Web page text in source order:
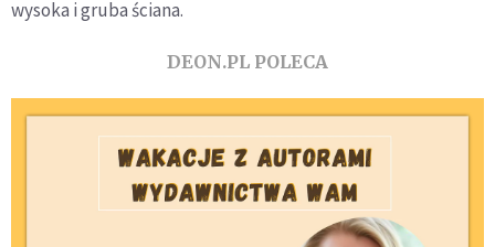
wysoka i gruba ściana.
DEON.PL POLECA